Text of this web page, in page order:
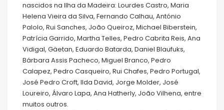
nascidos na Ilha da Madeira: Lourdes Castro, Maria
Helena Vieira da Silva, Fernando Calhau, António
Palolo, Rui Sanches, João Queiroz, Michael Biberstein,
Patrícia Garrido, Martha Telles, Pedro Cabrita Reis, Ana
Vidigal, Gäetan, Eduardo Batarda, Daniel Blaufuks,
Bárbara Assis Pacheco, Miguel Branco, Pedro
Calapez, Pedro Casqueiro, Rui Chafes, Pedro Portugal,
José Pedro Croft, Ilda David, Jorge Molder, José
Loureiro, Álvaro Lapa, Ana Hatherly, João Vilhena, entre
muitos outros.